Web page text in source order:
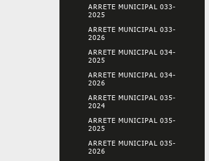
ARRETE MUNICIPAL 033-
2025
ARRETE MUNICIPAL 033-
2026
ARRETE MUNICIPAL 034-
2025
ARRETE MUNICIPAL 034-
2026
ARRETE MUNICIPAL 035-
2024
ARRETE MUNICIPAL 035-
2025
ARRETE MUNICIPAL 035-
2026